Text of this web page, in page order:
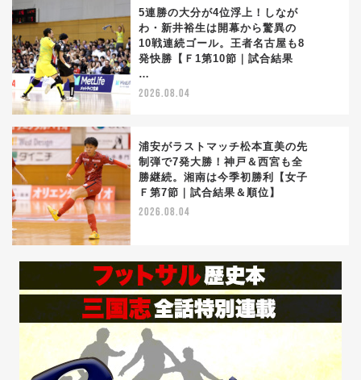
5連勝の大分が4位浮上！しなが
わ・新井裕生は開幕から驚異の
10戦連続ゴール。王者名古屋も8
発快勝【Ｆ1第10節｜試合結果
…
2026.08.04
浦安がラストマッチ松本直美の先
制弾で7発大勝！神戸＆西宮も全
勝継続。湘南は今季初勝利【女子
Ｆ第7節｜試合結果＆順位】
2026.08.04